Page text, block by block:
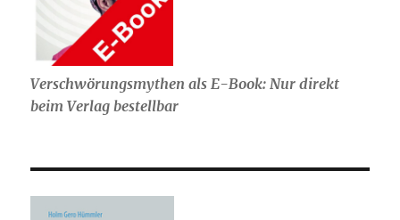
Verschwörungsmythen als E-Book: Nur direkt
beim Verlag bestellbar